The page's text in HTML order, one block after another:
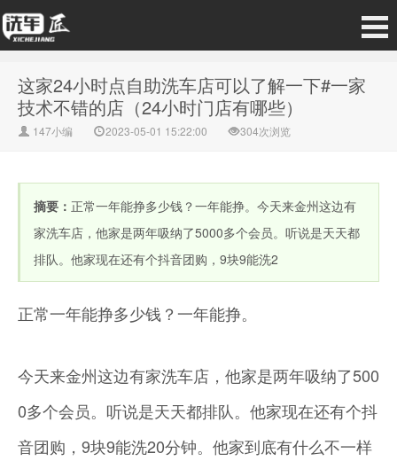
这家24小时点自助洗车店可以了解一下#一家
技术不错的店（24小时门店有哪些）
147小编 2023-05-01 15:22:00 304次浏览
摘要： 正常一年能挣多少钱？一年能挣。今天来金州这边有
家洗车店，他家是两年吸纳了5000多个会员。听说是天天都
排队。他家现在还有个抖音团购，9块9能洗2
正常一年能挣多少钱？一年能挣。
今天来金州这边有家洗车店，他家是两年吸纳了500
0多个会员。听说是天天都排队。他家现在还有个抖
音团购，9块9能洗20分钟。他家到底有什么不一样